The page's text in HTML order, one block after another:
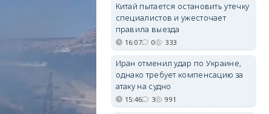
Китай пытается остановить утечку
специалистов и ужесточает
правила выезда
16:07 0 333
Иран отменил удар по Украине,
однако требует компенсацию за
атаку на судно
15:46 3 991